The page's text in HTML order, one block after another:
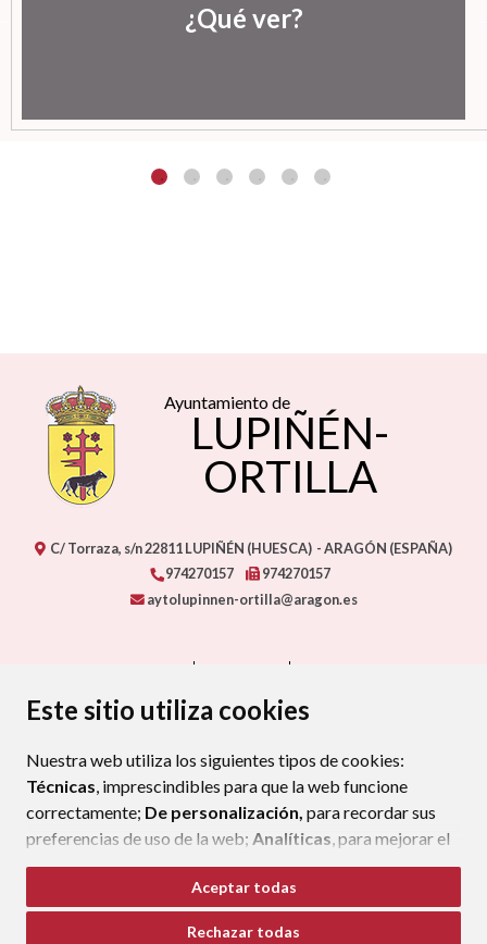
Este sitio utiliza cookies
Nuestra web utiliza los siguientes tipos de cookies:
Técnicas, imprescindibles para que la web funcione
correctamente; De personalización, para recordar sus
preferencias de uso de la web; Analíticas, para mejorar el
funcionamiento de la web y sus servicios.
Si acepta pulsando el botón“Aceptar todas”
consideramos que acepta su uso. Si pulsa el botón
Aceptar todas
Rechazar todas
¿Qué ver?
Ayuntamiento de
LUPIÑÉN-
ORTILLA
C/ Torraza, s/n22811LUPIÑÉN (HUESCA) - ARAGÓN (ESPAÑA)
974270157
974270157
aytolupinnen-ortilla@aragon.es
PROTECCIÓN DE DATOS
POLÍTICA DE COOKIES